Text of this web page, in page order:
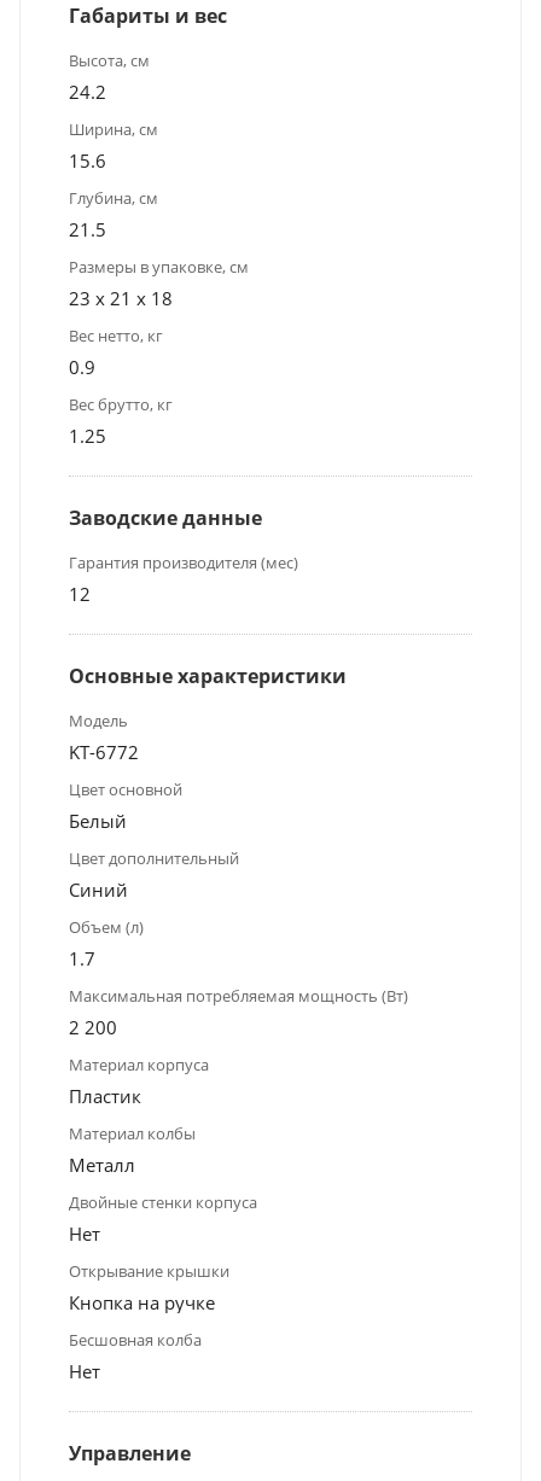
Габариты и вес
Высота, см
24.2
Ширина, см
15.6
Глубина, см
21.5
Размеры в упаковке, см
23 x 21 x 18
Вес нетто, кг
0.9
Вес брутто, кг
1.25
Заводские данные
Гарантия производителя (мес)
12
Основные характеристики
Модель
KT-6772
Цвет основной
Белый
Цвет дополнительный
Синий
Объем (л)
1.7
Максимальная потребляемая мощность (Вт)
2 200
Материал корпуса
Пластик
Материал колбы
Металл
Двойные стенки корпуса
Нет
Открывание крышки
Кнопка на ручке
Бесшовная колба
Нет
Управление